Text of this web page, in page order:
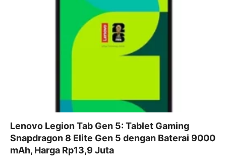
Lenovo Legion Tab Gen 5: Tablet Gaming
Snapdragon 8 Elite Gen 5 dengan Baterai 9000
mAh, Harga Rp13,9 Juta